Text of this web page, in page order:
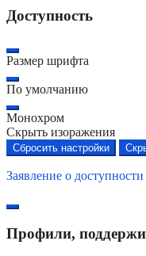
Доступность
Размер шрифта
По умолчанию
Монохром
Скрыть изоражения
Сбросить настройки
Заявление о доступности
Профили,